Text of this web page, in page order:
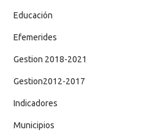
Educación
Efemerides
Gestion 2018-2021
Gestion2012-2017
Indicadores
Municipios